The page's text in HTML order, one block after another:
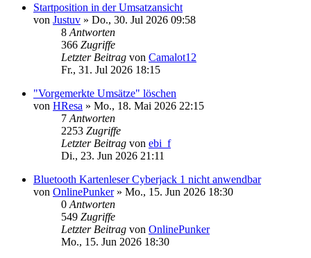
Startposition in der Umsatzansicht
von Justuv » Do., 30. Jul 2026 09:58
8 Antworten
366 Zugriffe
Letzter Beitrag von Camalot12
Fr., 31. Jul 2026 18:15
"Vorgemerkte Umsätze" löschen
von HResa » Mo., 18. Mai 2026 22:15
7 Antworten
2253 Zugriffe
Letzter Beitrag von ebi_f
Di., 23. Jun 2026 21:11
Bluetooth Kartenleser Cyberjack 1 nicht anwendbar
von OnlinePunker» Mo., 15. Jun 2026 18:30
0 Antworten
549 Zugriffe
Letzter Beitrag von OnlinePunker
Mo., 15. Jun 2026 18:30